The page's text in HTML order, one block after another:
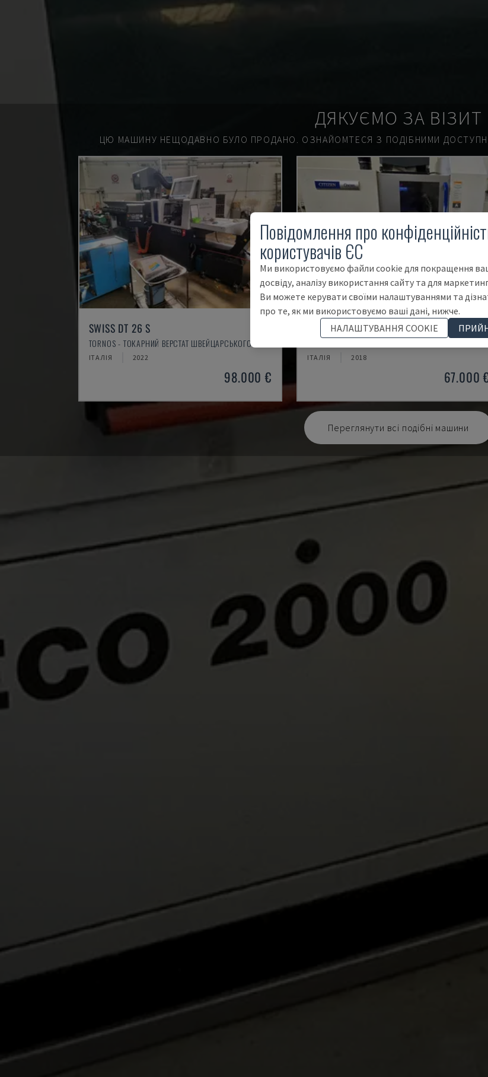
ДЯКУЄМО ЗА ВІЗИТ
ЦЮ МАШИНУ НЕЩОДАВНО БУЛО ПРОДАНО. ОЗНАЙОМТЕСЯ З ПОДІБНИМИ
SWISS DT 26 S
TORNOS - ТОКАРНИЙ ВЕРСТАТ ШВЕЙЦАРСЬКОГО ТИПУ
ІТАЛІЯ 2022
98.000 €
ІТАЛІЯ 2018
67.000
Переглянути всі подібні машини
Повідомлення про
користувачів ЄС
Ми використовуємо файли cookie для покращення
досвіду, аналізу використання сайту та для
Ви можете керувати своїми налаштуваннями та
про те, як ми використовуємо ваші дані, нижче.
НАЛАШТУВАННЯ COOKIE